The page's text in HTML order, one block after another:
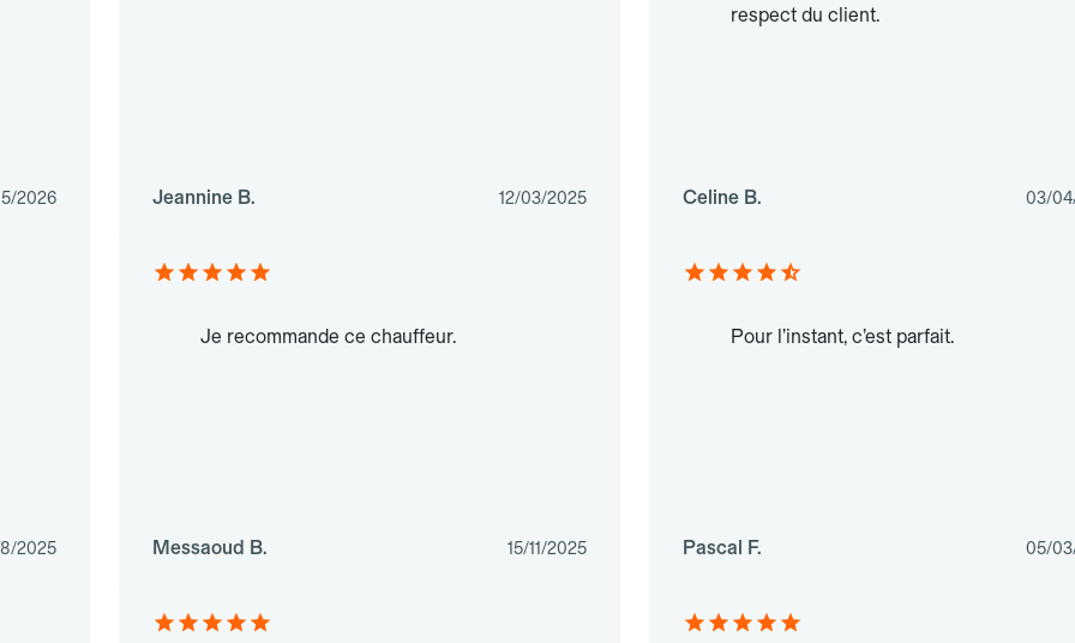
2026 Jeannine B. 12/03/2025
respect du client.
Celine B. 03/
2025
Je recommande ce chauffeur.
Messaoud B. 15/11/2025
Pour l’instant, c’est parfait.
Pascal F. 05/